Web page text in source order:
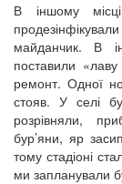
В іншому
майданчик. В
поставили
ремонт. Одної
стояв. У селі
розрівняли,
бур’яни, яр
тому стадіоні
ми запланували